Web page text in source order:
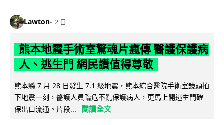
Lawton 2 日
熊本地震手術室驚魂片瘋傳 醫護保護病
人、逃生門 網民讚值得尊敬
熊本縣 7 月 28 日發生 7.1 級地震，熊本綜合醫院手術室鏡頭拍
下地震一刻，醫護人員臨危不亂保護病人，更馬上開逃生門確
保出口流通。片段...
閱讀全文